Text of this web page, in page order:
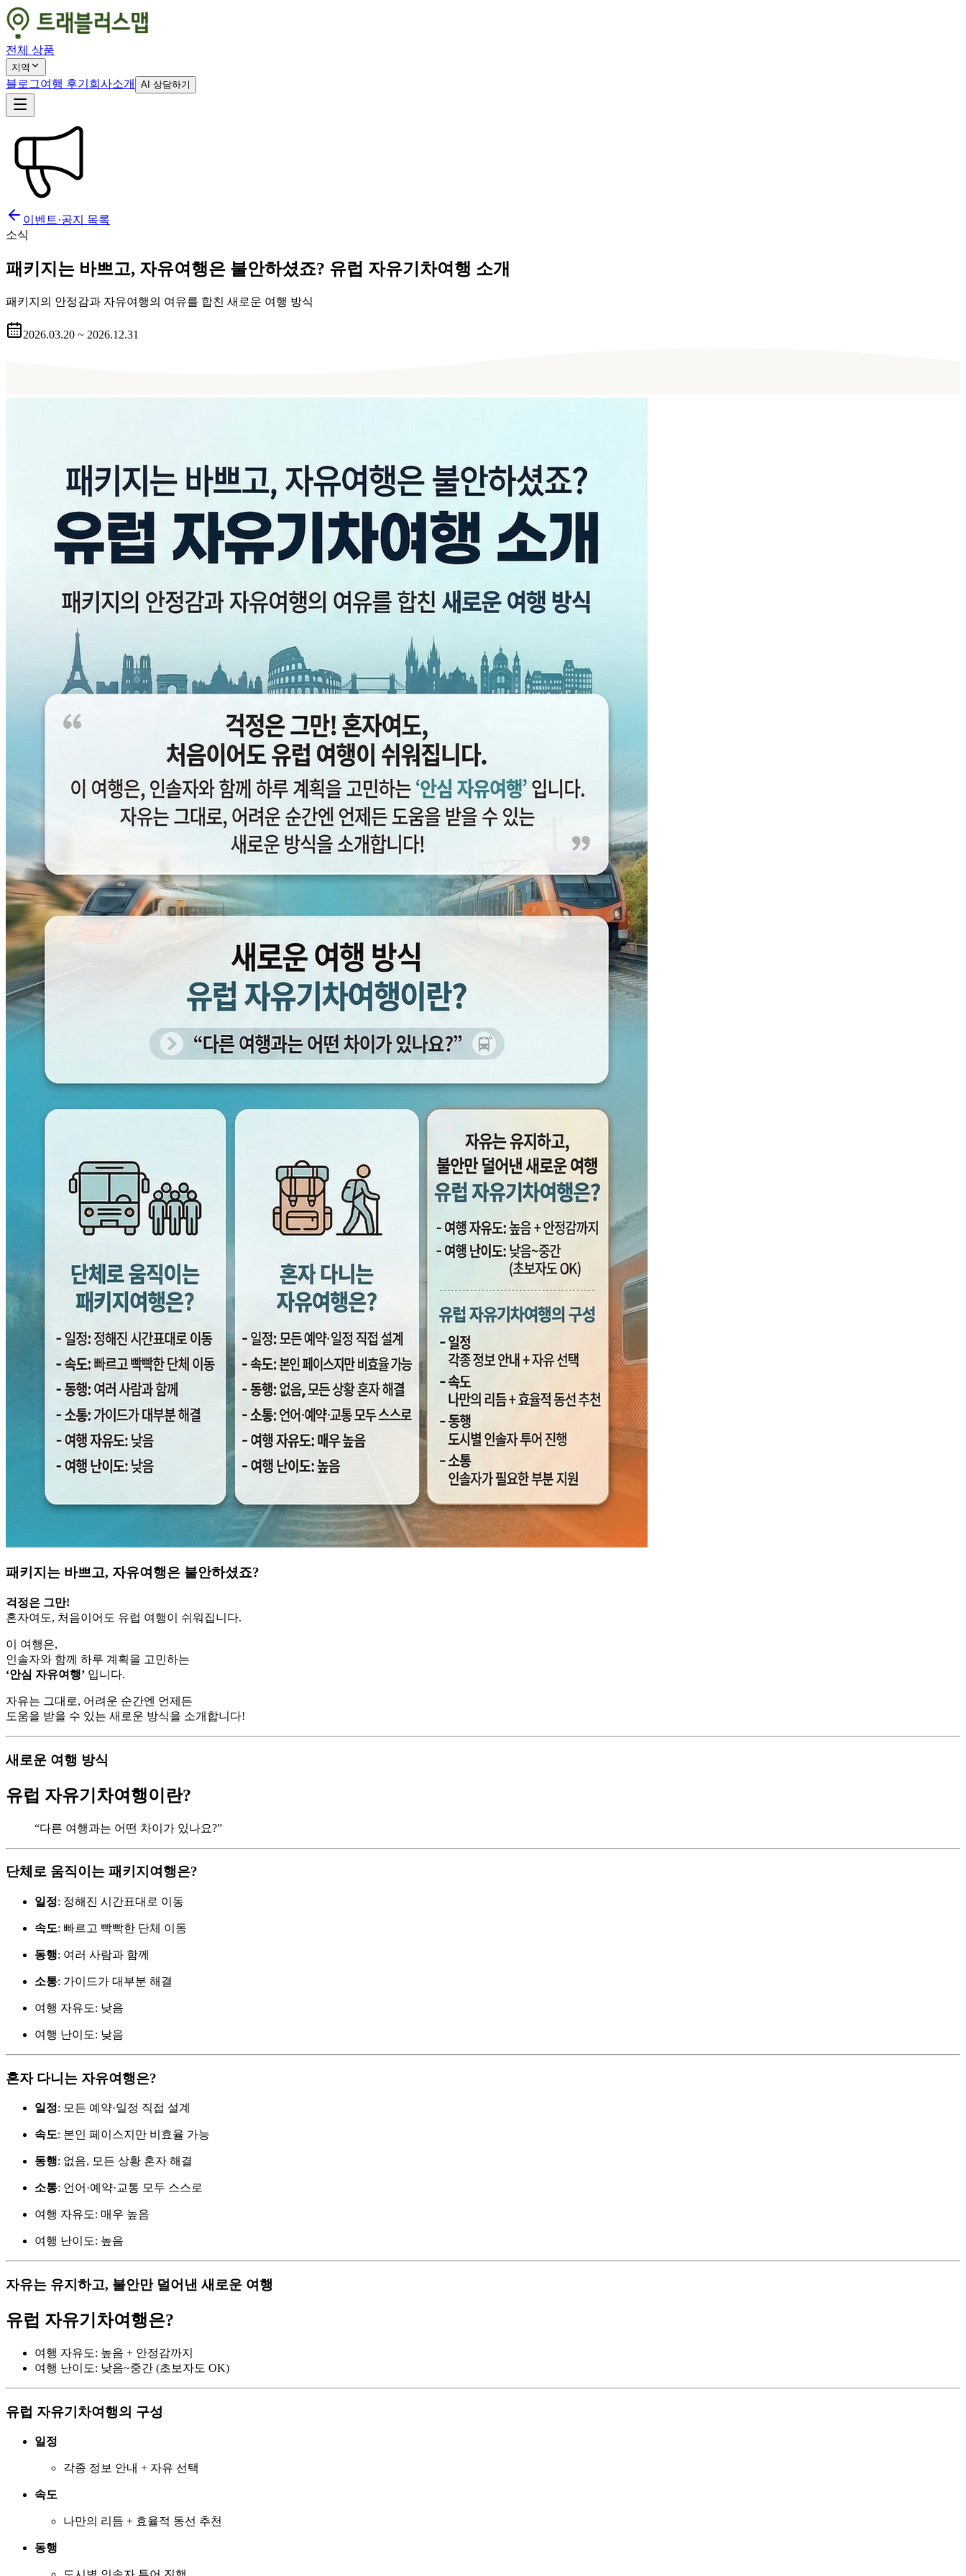
전체 상품
지역
블로그여행 후기 회사소개 AI 상담하기
이벤트·공지 목록
소식
패키지는 바쁘고, 자유여행은 불안하셨죠? 유럽 자유기차여행 소개
패키지의 안정감과 자유여행의 여유를 합친 새로운 여행 방식
2026.03.20 ~ 2026.12.31
패키지는 바쁘고, 자유여행은 불안하셨죠?
걱정은 그만!
혼자여도, 처음이어도 유럽 여행이 쉬워집니다.
이 여행은,
인솔자와 함께 하루 계획을 고민하는
‘안심 자유여행’ 입니다.
자유는 그대로, 어려운 순간엔 언제든
도움을 받을 수 있는 새로운 방식을 소개합니다!
새로운 여행 방식
유럽 자유기차여행이란?
“다른 여행과는 어떤 차이가 있나요?”
단체로 움직이는 패키지여행은?
일정: 정해진 시간표대로 이동
속도: 빠르고 빡빡한 단체 이동
동행: 여러 사람과 함께
소통: 가이드가 대부분 해결
여행 자유도: 낮음
여행 난이도: 낮음
혼자 다니는 자유여행은?
일정: 모든 예약·일정 직접 설계
속도: 본인 페이스지만 비효율 가능
동행: 없음, 모든 상황 혼자 해결
소통: 언어·예약·교통 모두 스스로
여행 자유도: 매우 높음
여행 난이도: 높음
자유는 유지하고, 불안만 덜어낸 새로운 여행
유럽 자유기차여행은?
여행 자유도: 높음 + 안정감까지
여행 난이도: 낮음~중간 (초보자도 OK)
유럽 자유기차여행의 구성
일정
각종 정보 안내 + 자유 선택
속도
나만의 리듬 + 효율적 동선 추천
동행